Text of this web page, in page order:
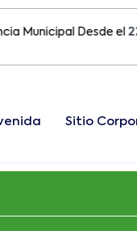
Desde el22 de
Sitio